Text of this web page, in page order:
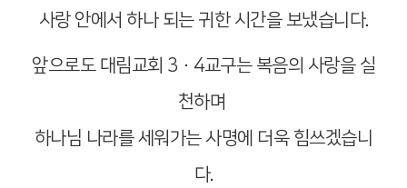
사랑 안에서 하나 되는 귀한 시간을 보냈습니다.
앞으로도 대림교회 3·4교구는 복음의 사랑을 실
천하며
하나님 나라를 세워가는 사명에 더욱 힘쓰겠습니
다.